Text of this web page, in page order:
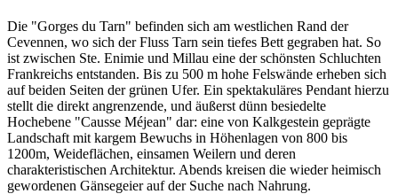
Die "Gorges du Tarn" befinden sich am westlichen Rand der
Cevennen, wo sich der Fluss Tarn sein tiefes Bett gegraben hat. So
ist zwischen Ste. Enimie und Millau eine der schönsten Schluchten
Frankreichs entstanden. Bis zu 500 m hohe Felswände erheben sich
auf beiden Seiten der grünen Ufer. Ein spektakuläres Pendant hierzu
stellt die direkt angrenzende, und äußerst dünn besiedelte
Hochebene "Causse Méjean" dar: eine von Kalkgestein geprägte
Landschaft mit kargem Bewuchs in Höhenlagen von 800 bis
1200m, Weideflächen, einsamen Weilern und deren
charakteristischen Architektur. Abends kreisen die wieder heimisch
gewordenen Gänsegeier auf der Suche nach Nahrung.